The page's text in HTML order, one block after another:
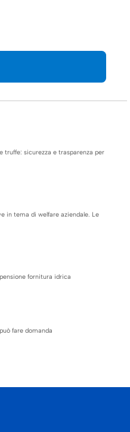
truffe: sicurezza e trasparenza per
in tema di welfare aziendale. Le
fornitura idrica
fare domanda